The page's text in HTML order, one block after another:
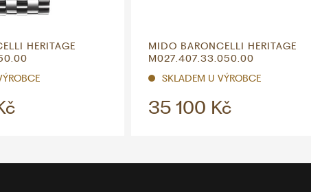
HERITAGE
MIDO BARONCELLI HERITAGE
M027.407.33.050.00
SKLADEM U VÝROBCE
35 100 Kč